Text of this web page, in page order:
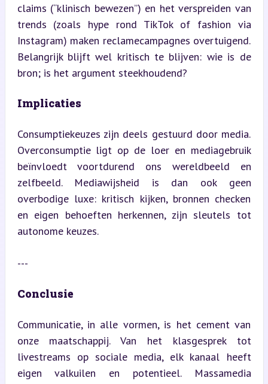
claims (“klinisch bewezen”) en het verspreiden van
trends (zoals hype rond TikTok of fashion via
Instagram) maken reclamecampagnes overtuigend.
Belangrijk blijft wel kritisch te blijven: wie is de
bron; is het argument steekhoudend?
Implicaties
Consumptiekeuzes zijn deels gestuurd door media.
Overconsumptie ligt op de loer en mediagebruik
beïnvloedt voortdurend ons wereldbeeld en
zelfbeeld. Mediawijsheid is dan ook geen
overbodige luxe: kritisch kijken, bronnen checken
en eigen behoeften herkennen, zijn sleutels tot
autonome keuzes.
---
Conclusie
Communicatie, in alle vormen, is het cement van
onze maatschappij. Van het klasgesprek tot
livestreams op sociale media, elk kanaal heeft
eigen valkuilen en potentieel. Massamedia